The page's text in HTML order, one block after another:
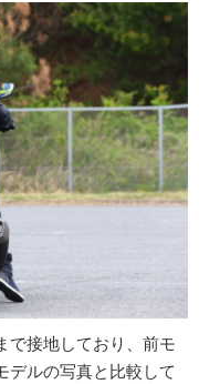
で接地しており、前モ
デルの写真と比較して